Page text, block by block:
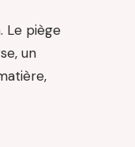
Le piège
un